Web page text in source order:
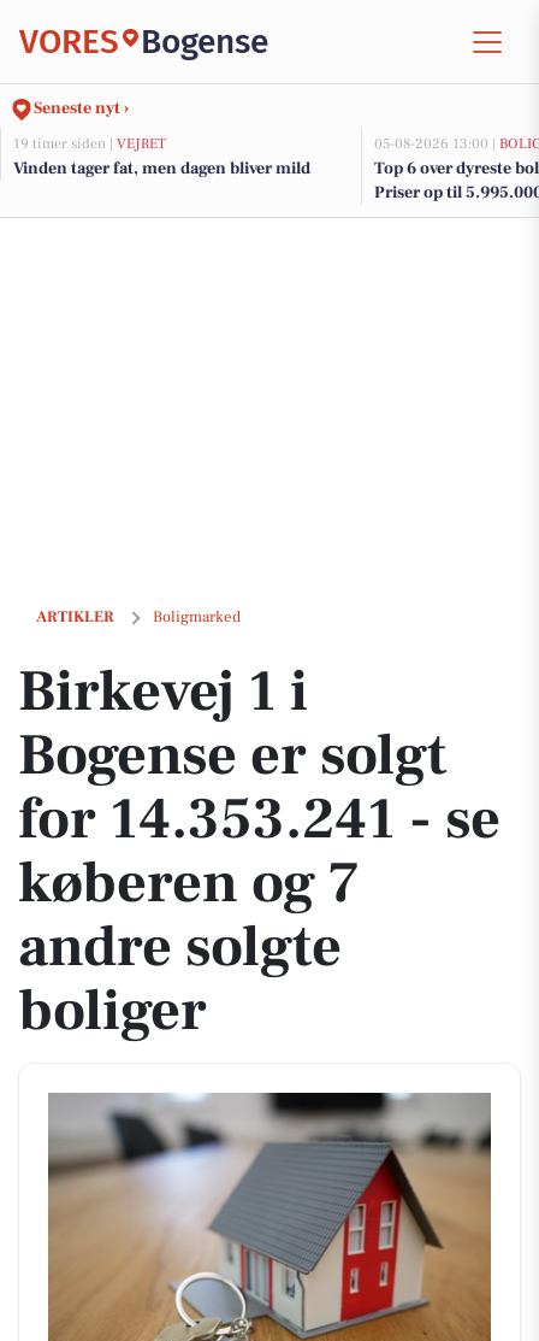
VORES Bogense
Seneste nyt ›
19 timer siden | VEJRET
Vinden tager fat, men dagen bliver mild
05-08-2026 13:00 |
Top 6 over dyreste
Priser op til
ARTIKLER Boligmarked
Birkevej 1 i Bogense er solgt for 14.353.241 - se køberen og 7 andre
Birkevej 1 i
Bogense er solgt
for 14.353.241 - se
køberen og 7
andre solgte
boliger